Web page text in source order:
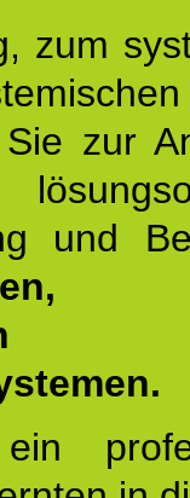
zum
zur
und